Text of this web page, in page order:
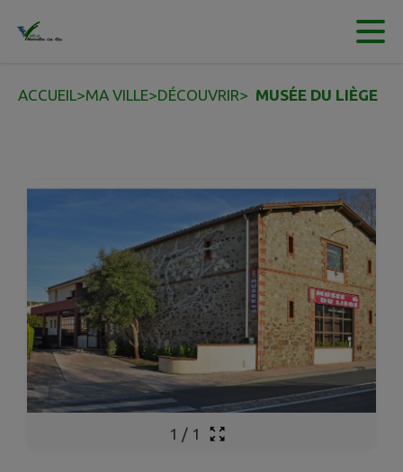
Contenu
ACCUEIL>MA VILLE>DÉCOUVRIR> MUSÉE DU LIÈGE
1 / 1